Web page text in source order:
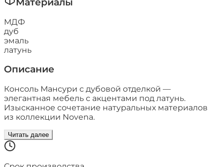
МДФ
дуб
эмаль
латунь
Описание
Консоль Мансури с дубовой отделкой —
элегантная мебель с акцентами под латунь.
Изысканное сочетание натуральных материалов
из коллекции Novena.
Читать далее